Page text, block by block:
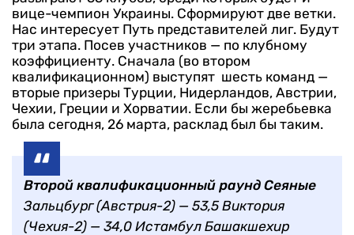
вице-чемпион Украины. Сформируют две ветки.
Нас интересует Путь представителей лиг. Будут
три этапа. Посев участников — по клубному
коэффициенту. Сначала (во втором
квалификационном) выступят шесть команд —
вторые призеры Турции, Нидерландов, Австрии,
Чехии, Греции и Хорватии. Если бы жеребьевка
была сегодня, 26 марта, расклад был бы таким.
Второй квалификационный раунд Сеяные
Зальцбург (Австрия-2) — 53,5 Виктория
(Чехия-2) — 34,0 Истамбул Башакшехир